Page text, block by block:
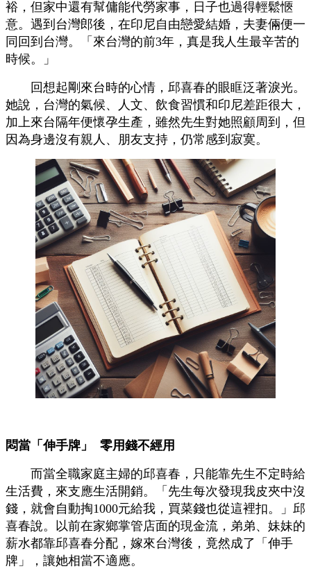
裕，但家中還有幫傭能代勞家事，日子也過得輕鬆愜
意。遇到台灣郎後，在印尼自由戀愛結婚，夫妻倆便一
同回到台灣。「來台灣的前3年，真是我人生最辛苦的
時候。」
回想起剛來台時的心情，邱喜春的眼眶泛著淚光。
她說，台灣的氣候、人文、飲食習慣和印尼差距很大，
加上來台隔年便懷孕生產，雖然先生對她照顧周到，但
因為身邊沒有親人、朋友支持，仍常感到寂寞。
悶當「伸手牌」 零用錢不經用
而當全職家庭主婦的邱喜春，只能靠先生不定時給
生活費，來支應生活開銷。「先生每次發現我皮夾中沒
錢，就會自動掏1000元給我，買菜錢也從這裡扣。」邱
喜春說。以前在家鄉掌管店面的現金流，弟弟、妹妹的
薪水都靠邱喜春分配，嫁來台灣後，竟然成了「伸手
牌」，讓她相當不適應。